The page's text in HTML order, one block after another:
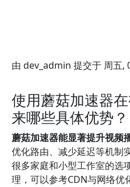
由 dev_admin 提交于 周五,
使用蘑菇加速器
来哪些具体优势？
蘑菇加速器能显著提升视频
优化路由、减少延迟等机制
很多家庭和小型工作室的选
理，可以参考CDN与网络